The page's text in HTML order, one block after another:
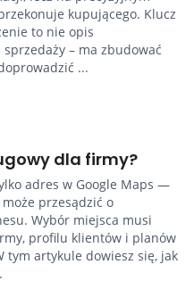
kupującego. Klucz
to nie opis
– ma zbudować
...
dla firmy?
adres w Google Maps —
przesądzić o
Wybór miejsca musi
profilu klientów i planów
tym artykule dowiesz się, jak